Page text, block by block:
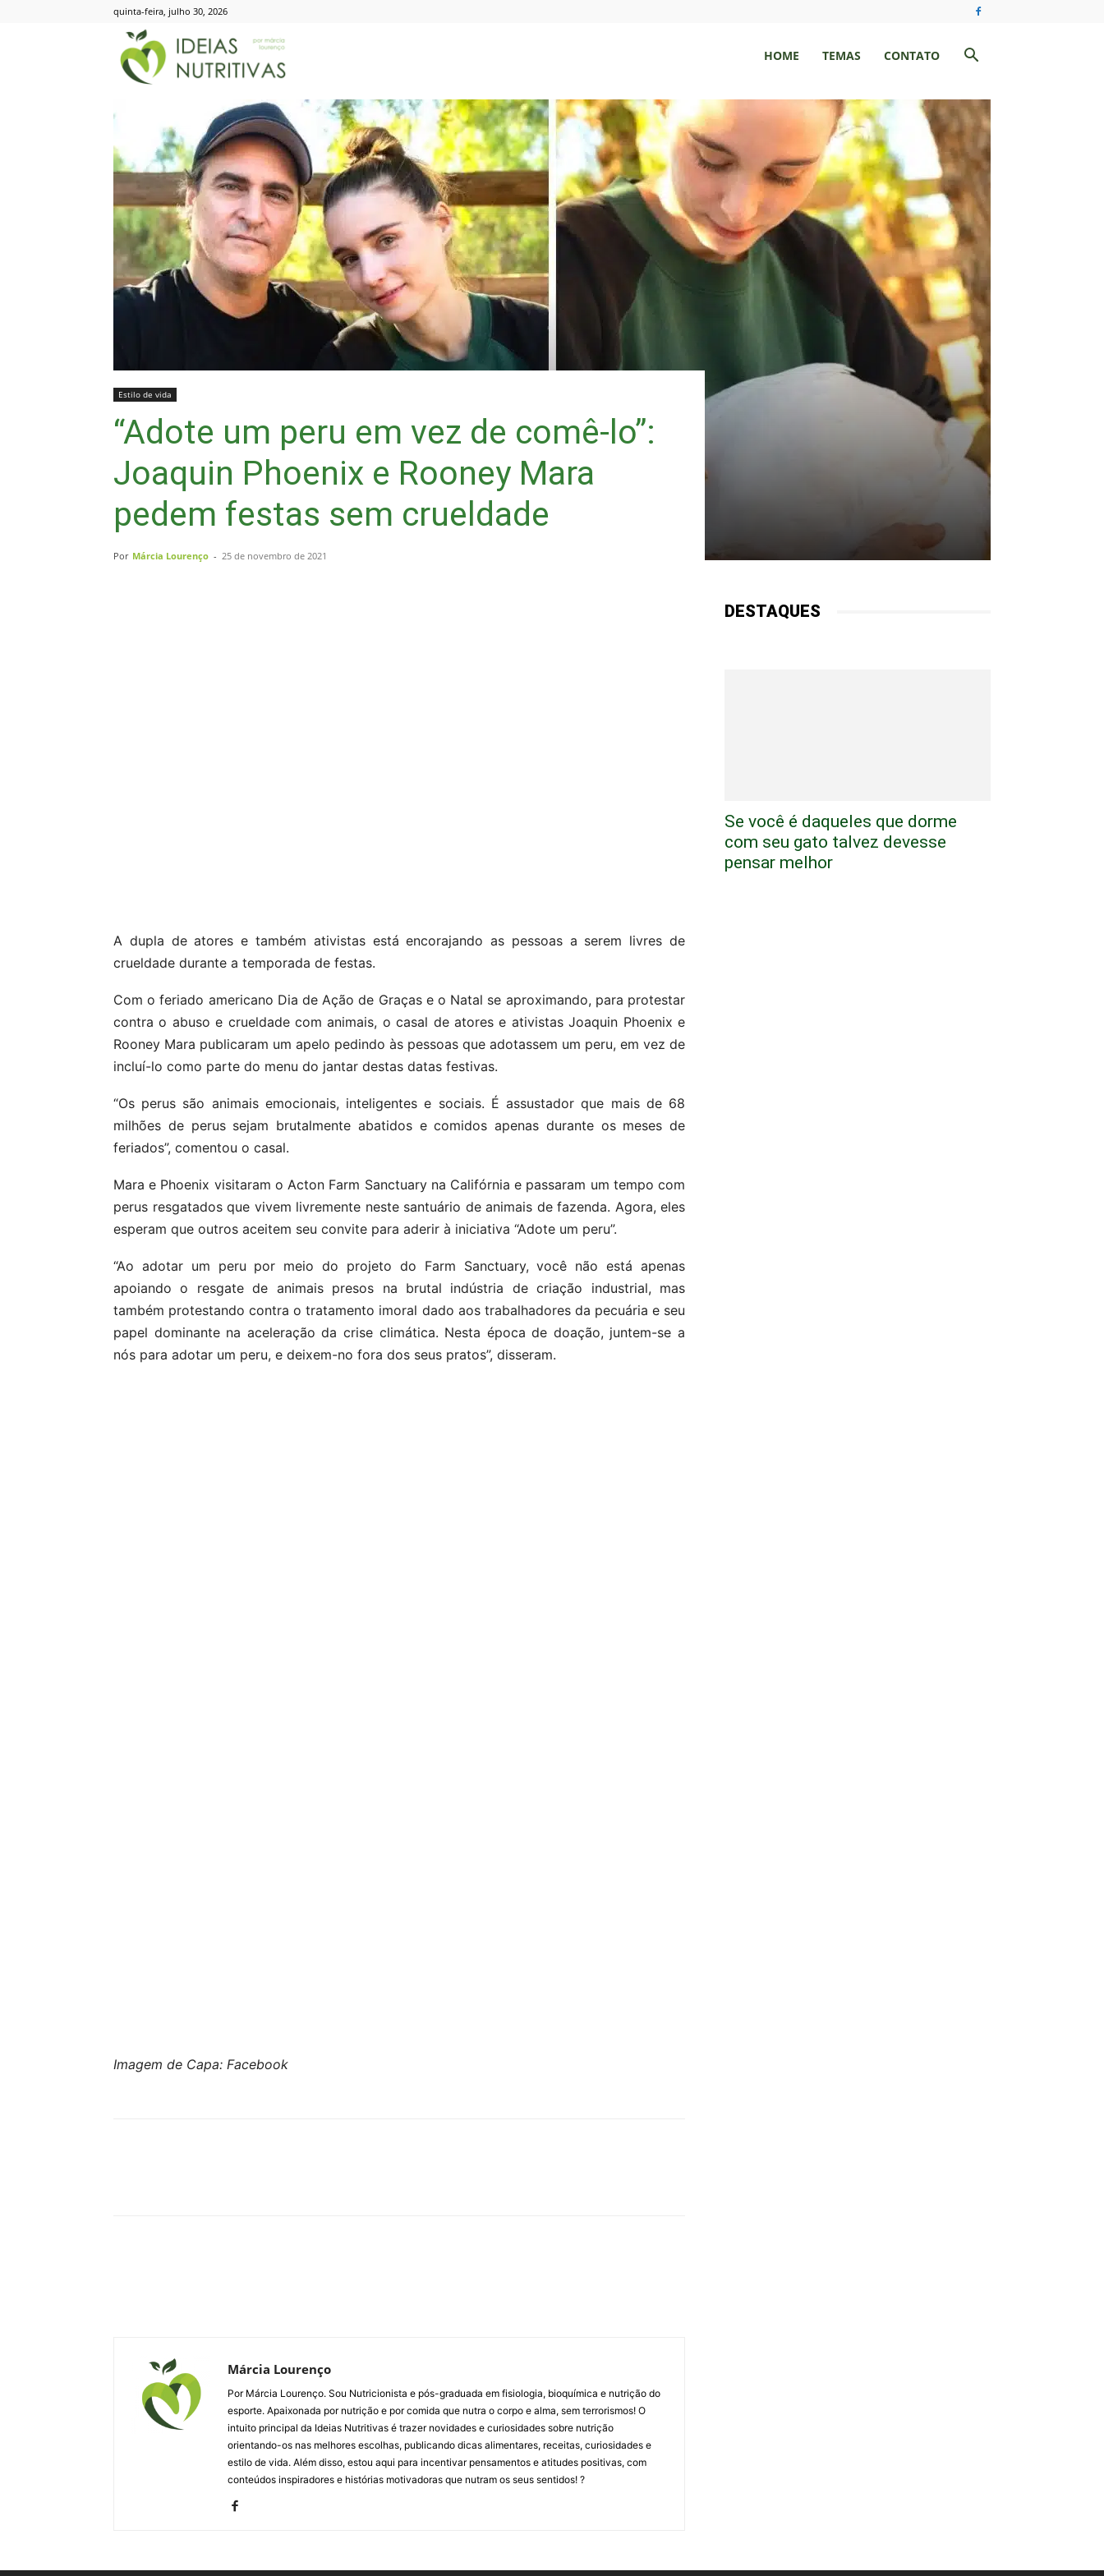
quinta-feira, julho 30, 2026
Nutritivas
HOME TEMAS CONTATO
Estilo de vida
“Adote um peru em vez de comê-lo”:
Joaquin Phoenix e Rooney Mara
pedem festas sem crueldade
Por Márcia Lourenço - 25 de novembro de 2021
A dupla de atores e também ativistas está encorajando as pessoas a serem livres de
crueldade durante a temporada de festas.
Com o feriado americano Dia de Ação de Graças e o Natal se aproximando, para protestar
contra o abuso e crueldade com animais, o casal de atores e ativistas Joaquin Phoenix e
Rooney Mara publicaram um apelo pedindo às pessoas que adotassem um peru, em vez de
incluí-lo como parte do menu do jantar destas datas festivas.
“Os perus são animais emocionais, inteligentes e sociais. É assustador que mais de 68
milhões de perus sejam brutalmente abatidos e comidos apenas durante os meses de
feriados”, comentou o casal.
Mara e Phoenix visitaram o Acton Farm Sanctuary na Califórnia e passaram um tempo com
perus resgatados que vivem livremente neste santuário de animais de fazenda. Agora, eles
esperam que outros aceitem seu convite para aderir à iniciativa “Adote um peru”.
“Ao adotar um peru por meio do projeto do Farm Sanctuary, você não está apenas
apoiando o resgate de animais presos na brutal indústria de criação industrial, mas
também protestando contra o tratamento imoral dado aos trabalhadores da pecuária e seu
papel dominante na aceleração da crise climática. Nesta época de doação, juntem-se a
nós para adotar um peru, e deixem-no fora dos seus pratos”, disseram.
Imagem de Capa: Facebook
Márcia Lourenço
Por Márcia Lourenço. Sou Nutricionista e pós-graduada em fisiologia, bioquímica e nutrição do
esporte. Apaixonada por nutrição e por comida que nutra o corpo e alma, sem terrorismos! O
intuito principal da Ideias Nutritivas é trazer novidades e curiosidades sobre nutrição
orientando-os nas melhores escolhas, publicando dicas alimentares, receitas, curiosidades e
estilo de vida. Além disso, estou aqui para incentivar pensamentos e atitudes positivas, com
conteúdos inspiradores e histórias motivadoras que nutram os seus sentidos! ?
DESTAQUES
Se você é daqueles que dorme
com seu gato talvez devesse
pensar melhor